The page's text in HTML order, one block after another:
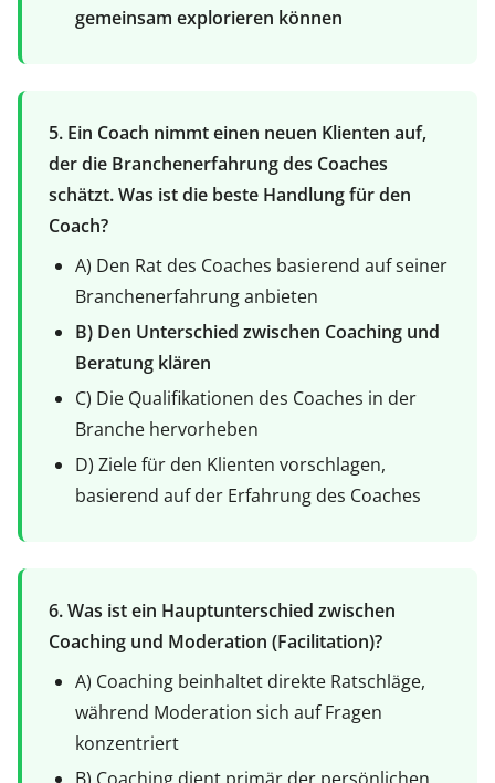
gemeinsam explorieren können
5. Ein Coach nimmt einen neuen Klienten auf,
der die Branchenerfahrung des Coaches
schätzt. Was ist die beste Handlung für den
Coach?
A) Den Rat des Coaches basierend auf seiner
Branchenerfahrung anbieten
B) Den Unterschied zwischen Coaching und
Beratung klären
C) Die Qualifikationen des Coaches in der
Branche hervorheben
D) Ziele für den Klienten vorschlagen,
basierend auf der Erfahrung des Coaches
6. Was ist ein Hauptunterschied zwischen
Coaching und Moderation (Facilitation)?
A) Coaching beinhaltet direkte Ratschläge,
während Moderation sich auf Fragen
konzentriert